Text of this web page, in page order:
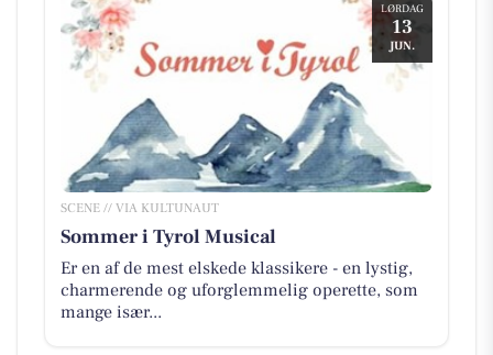
LØRDAG
13
JUN.
SCENE // VIA KULTUNAUT
Sommer i Tyrol Musical
Er en af de mest elskede klassikere - en lystig,
charmerende og uforglemmelig operette, som
mange især...